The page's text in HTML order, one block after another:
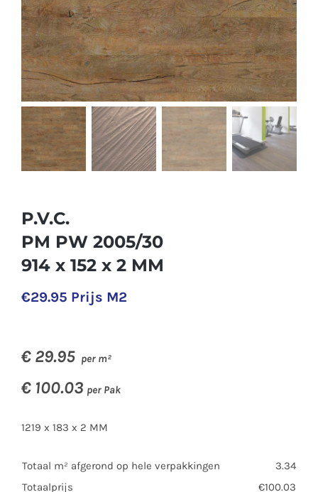
P.V.C.
PM PW 2005/30
914 x 152 x 2 MM
€29.95 Prijs M2
€ 29.95 per m²
€ 100.03 per Pak
1219 x 183 x 2 MM
Totaal m² afgerond op hele verpakkingen
3.34
Totaalprijs
€100.03